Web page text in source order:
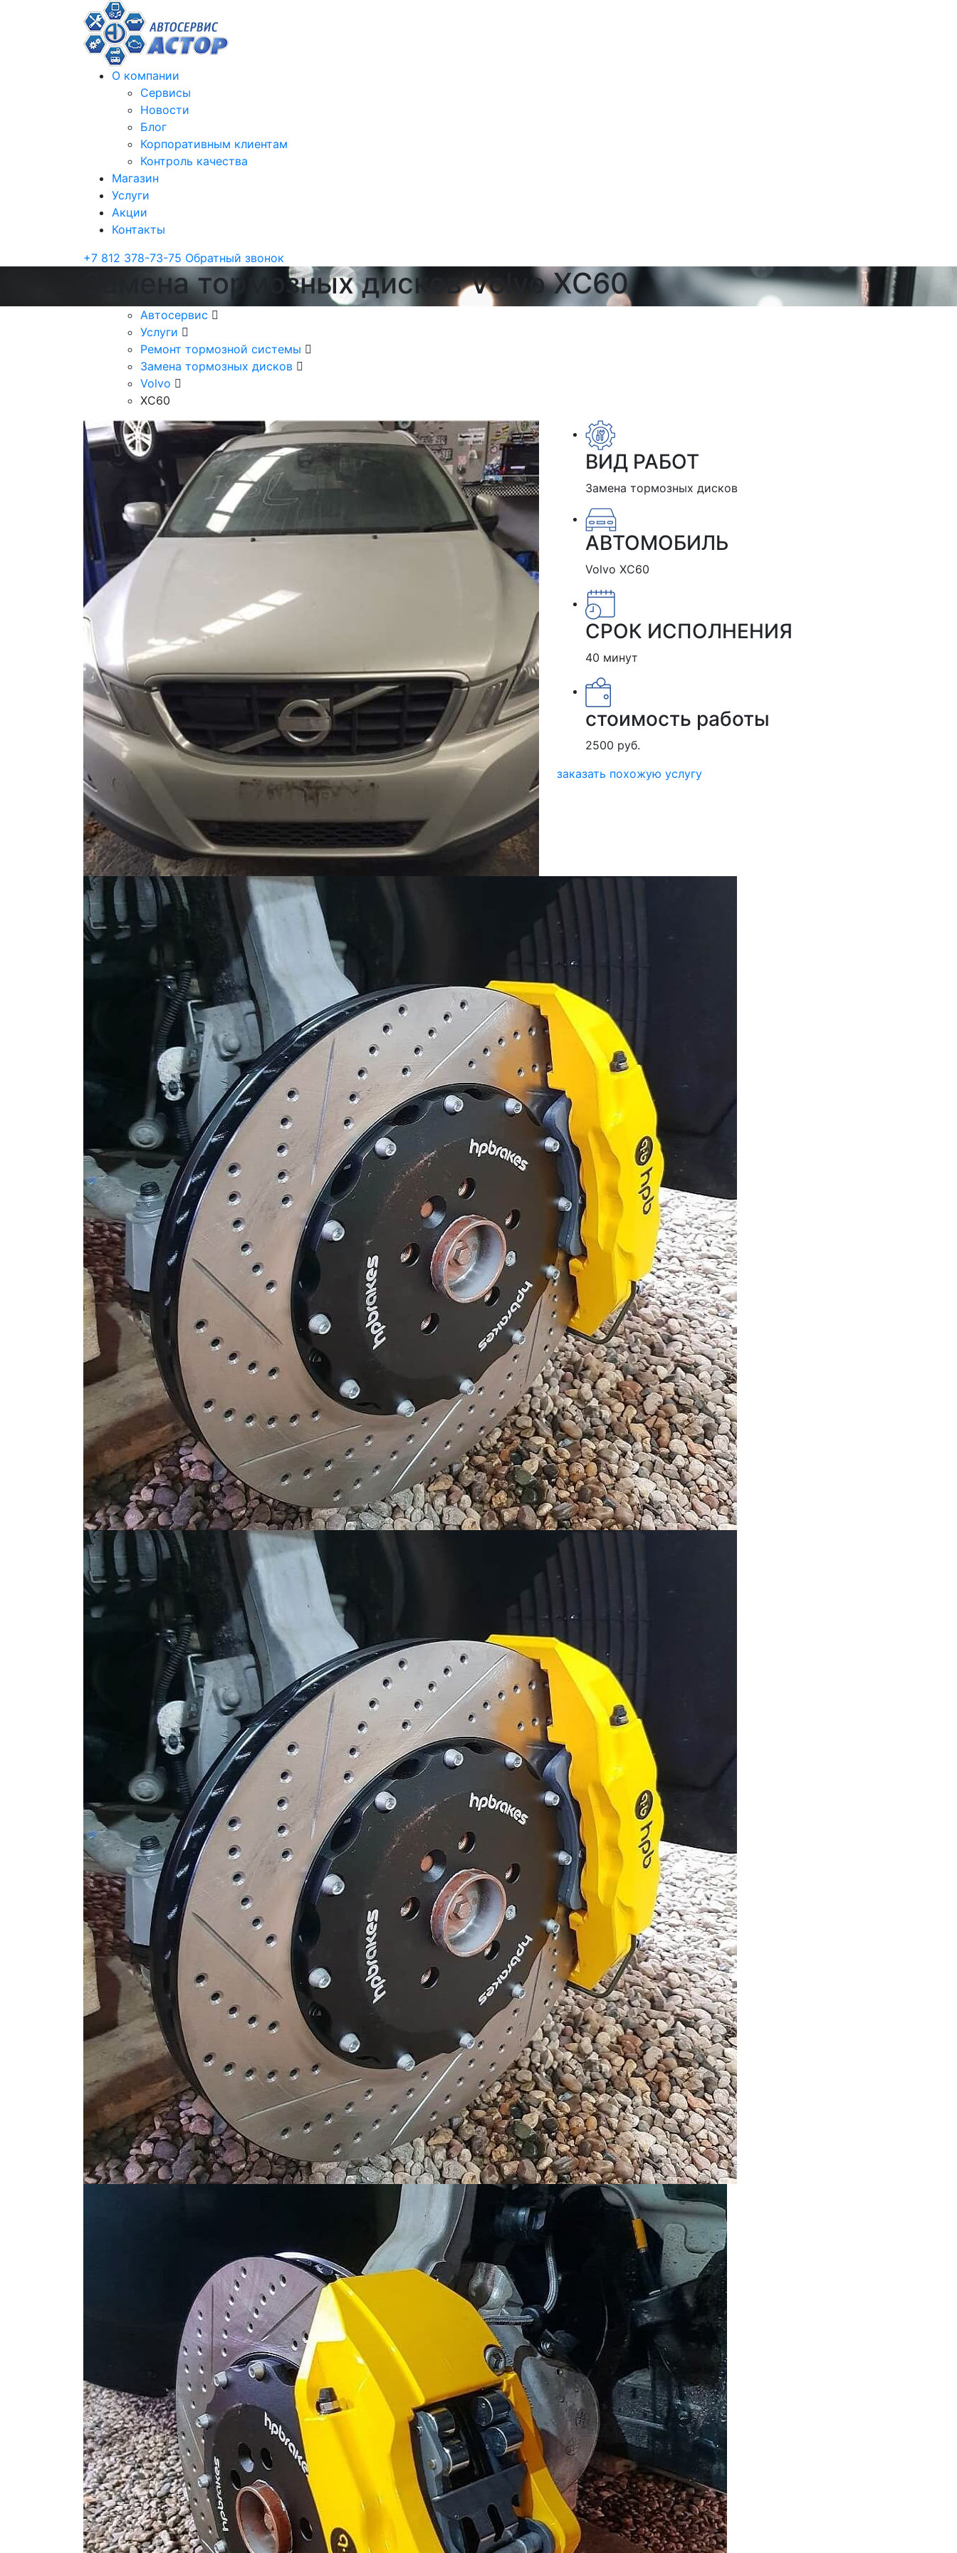
О компании
Сервисы
Новости
Блог
Корпоративным клиентам
Контроль качества
Магазин
Услуги
Акции
Контакты
+7 812 378-73-75 Обратный звонок
Замена тормозных дисков Volvo XC60
Автосервис
Услуги
Ремонт тормозной системы
Замена тормозных дисков
Volvo
XC60
ВИД РАБОТ
Замена тормозных дисков
АВТОМОБИЛЬ
Volvo XC60
СРОК ИСПОЛНЕНИЯ
40 минут
стоимость работы
2500 руб.
заказать похожую услугу